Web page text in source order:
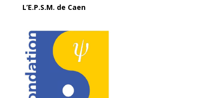
L’E.P.S.M. de Caen